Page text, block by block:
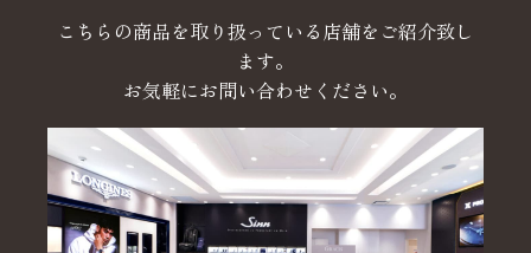
こちらの商品を取り扱っている店舗をご紹介致し
ます。
お気軽にお問い合わせください。